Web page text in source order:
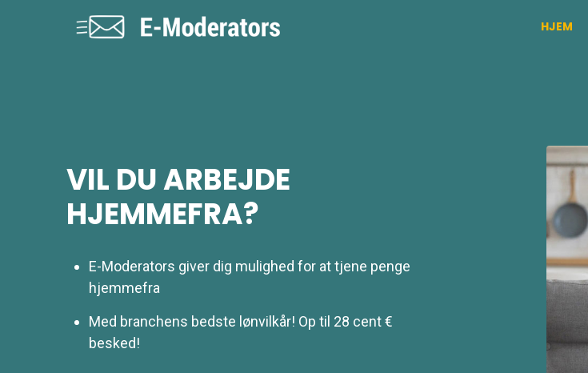
HJEM
VIL DU ARBEJDE
HJEMMEFRA?
E-Moderators giver dig mulighed for at tjene penge
hjemmefra
Med branchens bedste lønvilkår! Op til 28 cent €
besked!